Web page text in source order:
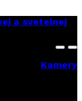
Kamery